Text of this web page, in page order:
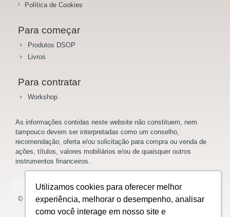
Utilizamos cookies para oferecer melhor
experiência, melhorar o desempenho, analisar
como você interage em nosso site e
Política de Cookies
Para começar
Produtos DSOP
Livros
Para contratar
Workshop
As informações contidas neste website não constituem, nem
tampouco devem ser interpretadas como um conselho,
recomendação, oferta e/ou solicitação para compra ou venda de
ações, títulos, valores mobiliários e/ou de quaisquer outros
instrumentos financeiros.
© 2023 Saladoinvestidor.com.br Todos os direitos reservados.